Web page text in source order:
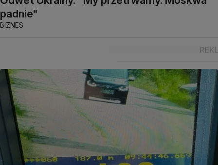
padnie"
BIZNES